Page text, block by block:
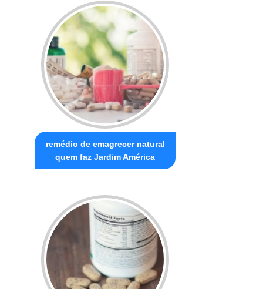
remédio de emagrecer natural
quem faz Jardim América